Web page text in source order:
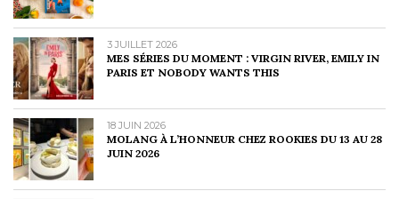
3 JUILLET 2026
MES SÉRIES DU MOMENT : VIRGIN RIVER, EMILY IN
PARIS ET NOBODY WANTS THIS
18 JUIN 2026
MOLANG À L’HONNEUR CHEZ ROOKIES DU 13 AU 28
JUIN 2026